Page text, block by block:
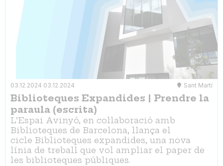
03.12.2024 03.12.2024 Sant Martí
Biblioteques Expandides | Prendre la
paraula (escrita)
L’Espai Avinyó, en col·laboració amb
Biblioteques de Barcelona, llança el
cicle Biblioteques expandides, una nova
línia de treball que vol ampliar el paper de
les biblioteques públiques.